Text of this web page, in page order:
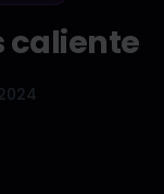
caliente